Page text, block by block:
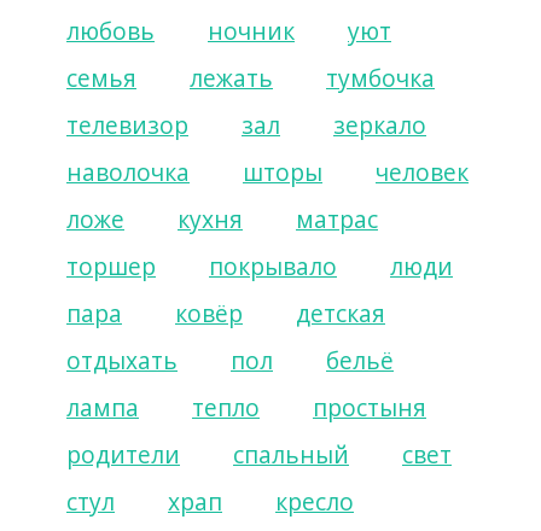
любовь
ночник
уют
семья
лежать
тумбочка
телевизор
зал
зеркало
наволочка
шторы
человек
ложе
кухня
матрас
торшер
покрывало
люди
пара
ковёр
детская
отдыхать
пол
бельё
лампа
тепло
простыня
родители
спальный
свет
стул
храп
кресло